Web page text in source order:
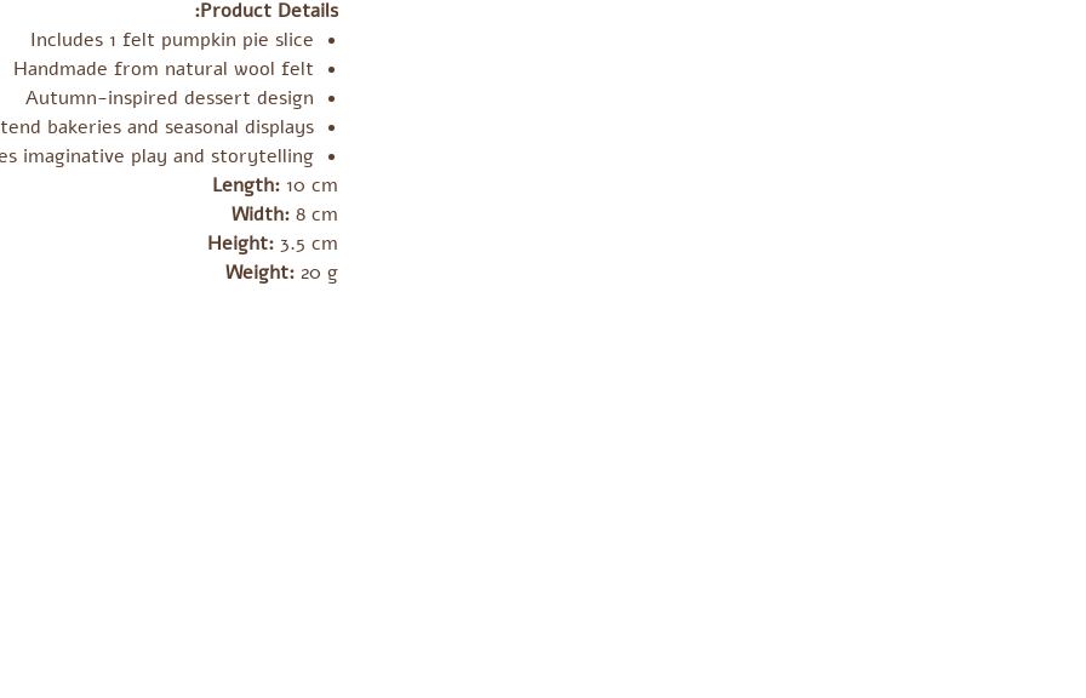
Product Details:
Includes 1 felt pumpkin pie slice
Handmade from natural wool felt
Autumn-inspired dessert design
bakeries and seasonal displays
imaginative play and storytelling
Length: 10 cm
Width: 8 cm
Height: 3.5 cm
Weight: 20 g